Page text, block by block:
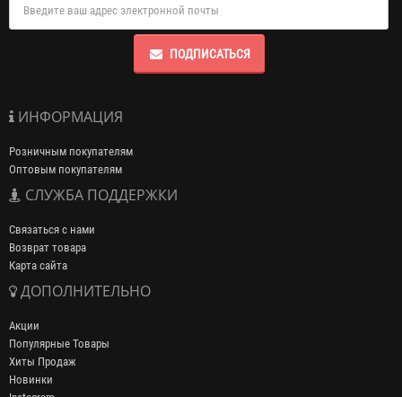
ПОДПИСАТЬСЯ
ИНФОРМАЦИЯ
Розничным покупателям
Оптовым покупателям
СЛУЖБА ПОДДЕРЖКИ
Связаться с нами
Возврат товара
Карта сайта
ДОПОЛНИТЕЛЬНО
Акции
Популярные Товары
Хиты Продаж
Новинки